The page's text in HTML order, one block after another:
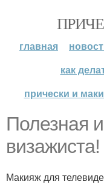
главная
как
прически и
Полезная
визажиста!
Макияж для